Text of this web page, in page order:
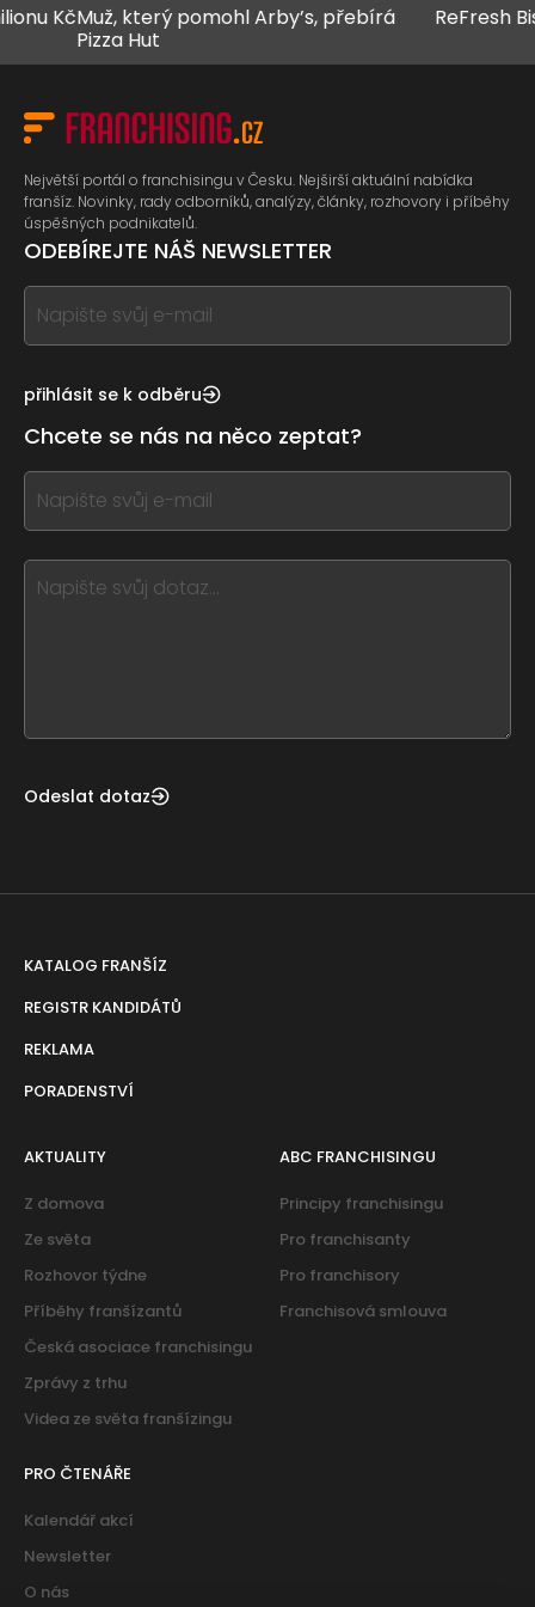
KčMuž, který pomohl Arby’s, přebírá
Pizza Hut
ReFresh
Největší portál o franchisingu v Česku. Nejširší aktuální nabídka
franšíz. Novinky, rady odborníků, analýzy, články, rozhovory i příběhy
úspěšných podnikatelů.
ODEBÍREJTE NÁŠ NEWSLETTER
If
you
this,
this
form
field
blank
přihlásit se k odběru
Chcete se nás na něco zeptat?
If
you
this,
leave
Odeslat dotaz
KATALOG FRANŠÍZ
REGISTR KANDIDÁTŮ
REKLAMA
PORADENSTVÍ
AKTUALITY
Z domova
Ze světa
Rozhovor týdne
Příběhy franšízantů
Česká asociace franchisingu
Zprávy z trhu
Videa ze světa franšízingu
ABC FRANCHISINGU
Principy franchisingu
Pro franchisanty
Pro franchisory
Franchisová smlouva
PRO ČTENÁŘE
Kalendář akcí
Newsletter
O nás